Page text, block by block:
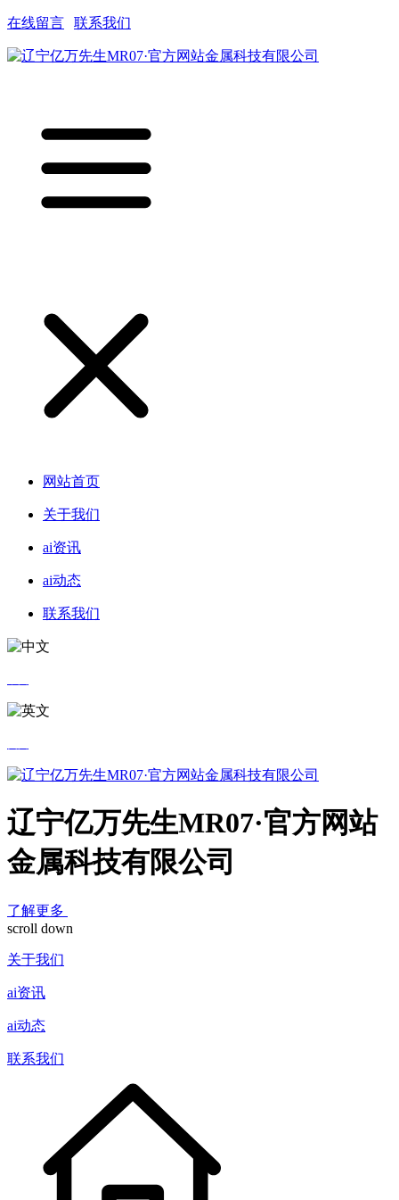
在线留言 联系我们
网站首页
关于我们
ai资讯
ai动态
联系我们
辽宁亿万先生MR07·官方网站
金属科技有限公司
了解更多
scroll down
关于我们
ai资讯
ai动态
联系我们